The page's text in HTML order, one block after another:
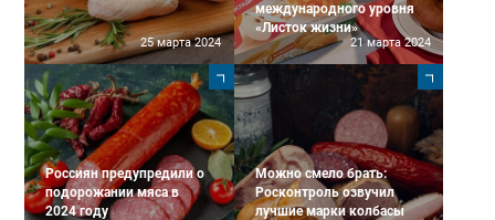
25 марта 2024
международного уровня
«Листок жизни»
21 марта 2024
Россиян предупредили о
подорожании мяса в
2024 году
Можно смело брать:
Росконтроль озвучил
лучшие марки колбасы